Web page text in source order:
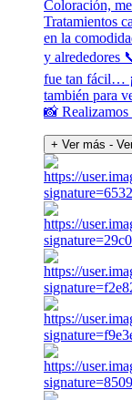
Coloración,
Tratamientos
en la
y alrededores
fue tan fácil…
también para
📸 Realizamos
+ Ver más -